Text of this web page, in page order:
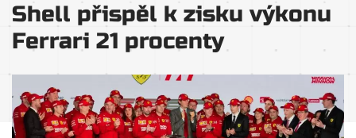
Shell přispěl k zisku výkonu
Ferrari 21 procenty